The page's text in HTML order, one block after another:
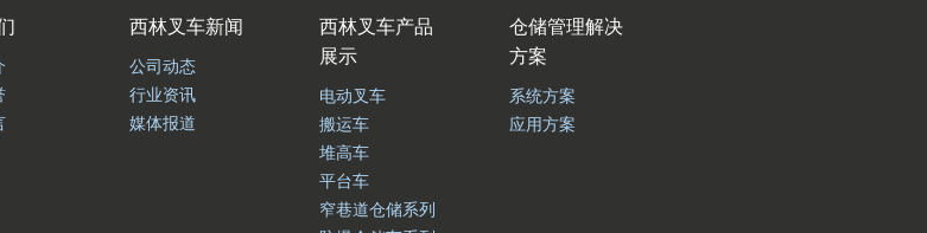
西林叉车新闻
公司动态
行业资讯
媒体报道
西林叉车产品
展示
电动叉车
搬运车
堆高车
平台车
窄巷道仓储系列
仓储管理解决
方案
系统方案
应用方案